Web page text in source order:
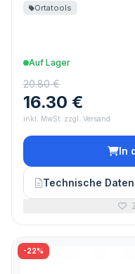
Ortatools
Auf Lager
20.80 €
16.30 €
inkl. MwSt. zzgl. Versand
In
Technische Daten
-22%